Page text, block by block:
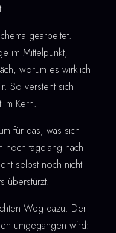
gearbeitet.
im Mittelpunkt,
worum es wirklich
So versteht sich
Kern.
für das, was sich
noch tagelang nach
selbst noch nicht
überstürzt.
Weg dazu. Der
umgegangen wird: